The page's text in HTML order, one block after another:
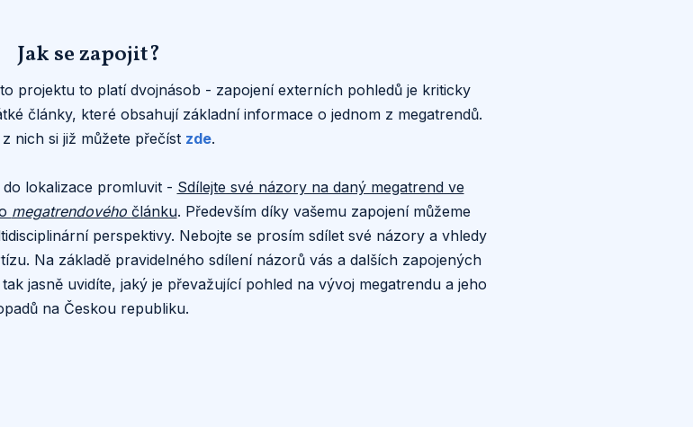
Jak se zapojit?
projektu to platí dvojnásob - zapojení externích pohledů je kriticky
články, které obsahují základní informace o jednom z megatrendů.
nich si již můžete přečíst zde.
lokalizace promluvit - Sdílejte své názory na daný megatrend ve
megatrendového článku. Především díky vašemu zapojení můžeme
perspektivy. Nebojte se prosím sdílet své názory a vhledy
Na základě pravidelného sdílení názorů vás a dalších zapojených
jasně uvidíte, jaký je převažující pohled na vývoj megatrendu a jeho
na Českou republiku.